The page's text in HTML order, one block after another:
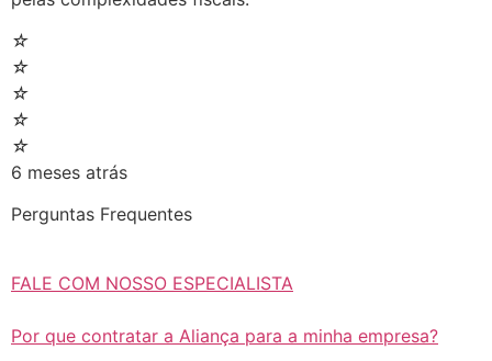
☆
☆
☆
☆
☆
6 meses atrás
Perguntas Frequentes
FALE COM NOSSO ESPECIALISTA
Por que contratar a Aliança para a minha empresa?